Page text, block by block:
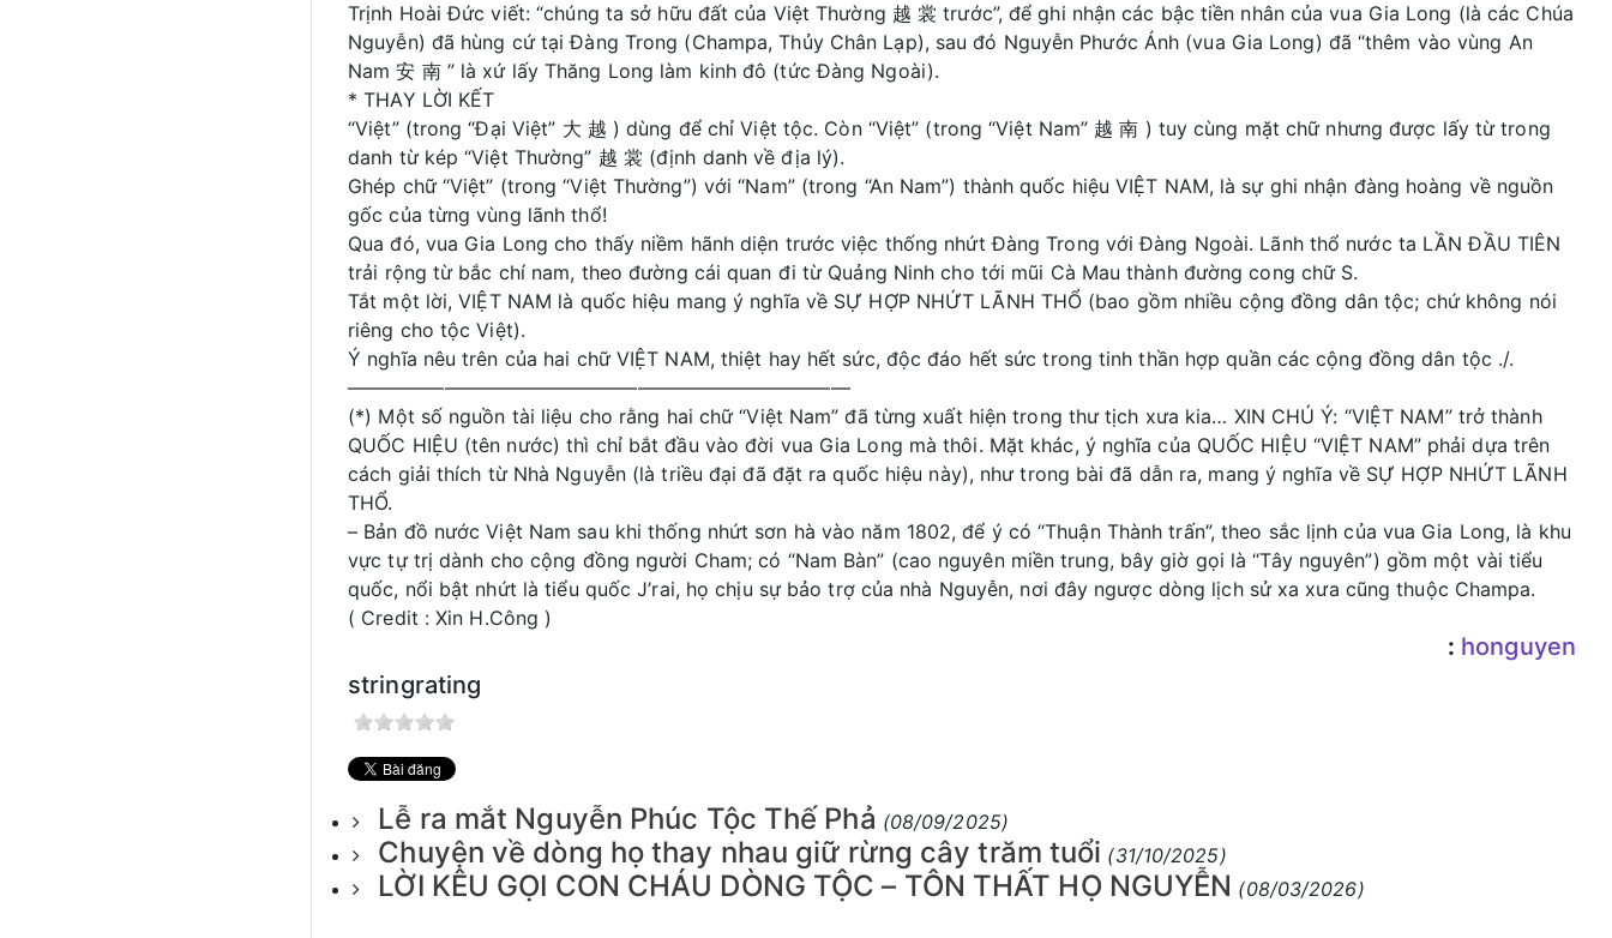
Trịnh Hoài Đức viết: “chúng ta sở hữu đất của Việt Thường 越 裳 trước”, để ghi nhận các bậc tiền nhân của vua Gia Long (là các Chúa
Nguyễn) đã hùng cứ tại Đàng Trong (Champa, Thủy Chân Lạp), sau đó Nguyễn Phước Ánh (vua Gia Long) đã “thêm vào vùng An
Nam 安 南 ” là xứ lấy Thăng Long làm kinh đô (tức Đàng Ngoài).
* THAY LỜI KẾT
“Việt” (trong “Đại Việt” 大 越 ) dùng để chỉ Việt tộc. Còn “Việt” (trong “Việt Nam” 越 南 ) tuy cùng mặt chữ nhưng được lấy từ trong
danh từ kép “Việt Thường” 越 裳 (định danh về địa lý).
Ghép chữ “Việt” (trong “Việt Thường”) với “Nam” (trong “An Nam”) thành quốc hiệu VIỆT NAM, là sự ghi nhận đàng hoàng về nguồn
gốc của từng vùng lãnh thổ!
Qua đó, vua Gia Long cho thấy niềm hãnh diện trước việc thống nhứt Đàng Trong với Đàng Ngoài. Lãnh thổ nước ta LẦN ĐẦU TIÊN
trải rộng từ bắc chí nam, theo đường cái quan đi từ Quảng Ninh cho tới mũi Cà Mau thành đường cong chữ S.
Tắt một lời, VIỆT NAM là quốc hiệu mang ý nghĩa về SỰ HỢP NHỨT LÃNH THỔ (bao gồm nhiều cộng đồng dân tộc; chứ không nói
riêng cho tộc Việt).
Ý nghĩa nêu trên của hai chữ VIỆT NAM, thiệt hay hết sức, độc đáo hết sức trong tinh thần hợp quần các cộng đồng dân tộc ./.
——————————————————————————
(*) Một số nguồn tài liệu cho rằng hai chữ “Việt Nam” đã từng xuất hiện trong thư tịch xưa kia… XIN CHÚ Ý: “VIỆT NAM” trở thành
QUỐC HIỆU (tên nước) thì chỉ bắt đầu vào đời vua Gia Long mà thôi. Mặt khác, ý nghĩa của QUỐC HIỆU “VIỆT NAM” phải dựa trên
cách giải thích từ Nhà Nguyễn (là triều đại đã đặt ra quốc hiệu này), như trong bài đã dẫn ra, mang ý nghĩa về SỰ HỢP NHỨT LÃNH
THỔ.
– Bản đồ nước Việt Nam sau khi thống nhứt sơn hà vào năm 1802, để ý có “Thuận Thành trấn”, theo sắc lịnh của vua Gia Long, là khu
vực tự trị dành cho cộng đồng người Cham; có “Nam Bàn” (cao nguyên miền trung, bây giờ gọi là “Tây nguyên”) gồm một vài tiểu
quốc, nổi bật nhứt là tiểu quốc J’rai, họ chịu sự bảo trợ của nhà Nguyễn, nơi đây ngược dòng lịch sử xa xưa cũng thuộc Champa.
( Credit : Xin H.Công )
: honguyen
stringrating
Lễ ra mắt Nguyễn Phúc Tộc Thế Phả (08/09/2025)
Chuyện về dòng họ thay nhau giữ rừng cây trăm tuổi (31/10/2025)
LỜI KÊU GỌI CON CHÁU DÒNG TỘC – TÔN THẤT HỌ NGUYỄN (08/03/2026)